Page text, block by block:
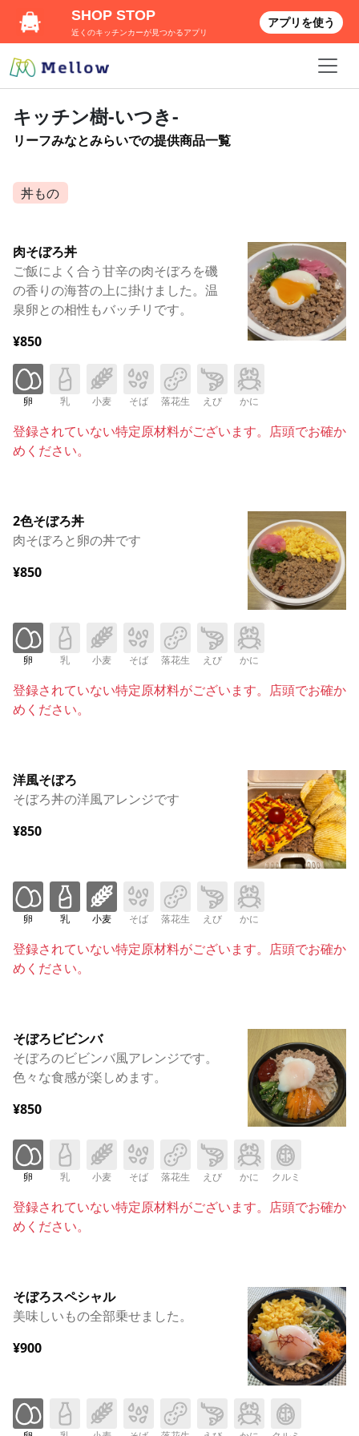
キッチン樹-いつき-
リーフみなとみらいでの提供商品一覧
丼もの
肉そぼろ丼
ご飯によく合う甘辛の肉そぼろを磯
の香りの海苔の上に掛けました。温
泉卵との相性もバッチリです。
¥850
卵 乳 小麦 そば 落花生 えび かに
登録されていない特定原材料がございます。店頭でお確か
めください。
2色そぼろ丼
肉そぼろと卵の丼です
¥850
卵 乳 小麦 そば 落花生 えび かに
登録されていない特定原材料がございます。店頭でお確か
めください。
洋風そぼろ
そぼろ丼の洋風アレンジです
¥850
卵 乳 小麦 そば 落花生 えび かに
登録されていない特定原材料がございます。店頭でお確か
めください。
そぼろビビンバ
そぼろのビビンバ風アレンジです。
色々な食感が楽しめます。
¥850
卵 乳 小麦 そば 落花生 えび かに クルミ
登録されていない特定原材料がございます。店頭でお確か
めください。
そぼろスペシャル
美味しいもの全部乗せました。
¥900
SHOP STOP
近くのキッチンカーが見つかるアプリ
アプリを使う